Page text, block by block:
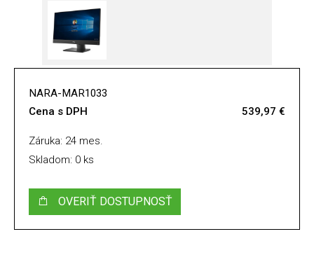
NARA-MAR1033
Cena s DPH
539,97 €
Záruka: 24 mes.
Skladom: 0 ks
OVERIŤ DOSTUPNOSŤ